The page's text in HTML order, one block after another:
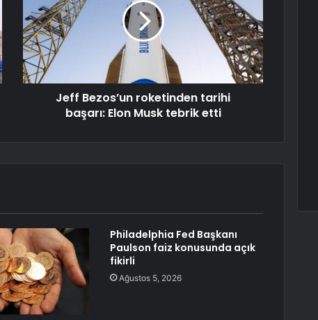
Jeff Bezos’un roketinden tarihi
başarı: Elon Musk tebrik etti
Philadelphia Fed Başkanı
Paulson faiz konusunda açık
fikirli
Ağustos 5, 2026